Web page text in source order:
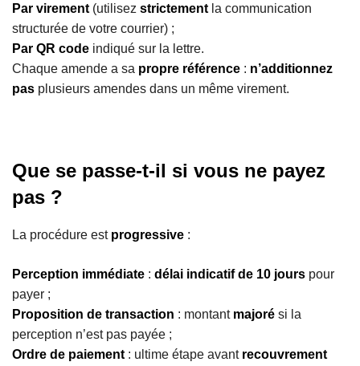
Par virement (utilisez strictement la communication
structurée de votre courrier) ;
Par QR code indiqué sur la lettre.
Chaque amende a sa propre référence : n’additionnez
pas plusieurs amendes dans un même virement.
Que se passe-t-il si vous ne payez
pas ?
La procédure est progressive :
Perception immédiate : délai indicatif de 10 jours pour
payer ;
Proposition de transaction : montant majoré si la
perception n’est pas payée ;
Ordre de paiement : ultime étape avant recouvrement